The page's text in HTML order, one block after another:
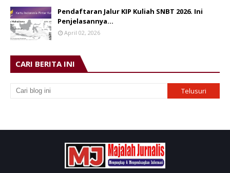
Pendaftaran Jalur KIP Kuliah SNBT 2026. Ini
Penjelasannya…
April 02, 2026
CARI BERITA INI